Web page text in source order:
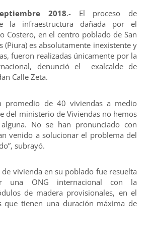
2018.- El proceso de
la infraestructura dañada por el
Costero, en el centro poblado de San
(Piura) es absolutamente inexistente y
fueron realizadas únicamente por la
denunció el exalcalde de
Calle Zeta.
promedio de 40 viviendas a medio
del ministerio de Viviendas no hemos
No se han pronunciado con
venido a solucionar el problema del
subrayó.
vivienda en su poblado fue resuelta
una ONG internacional con la
de madera provisionales, en el
que tienen una duración máxima de